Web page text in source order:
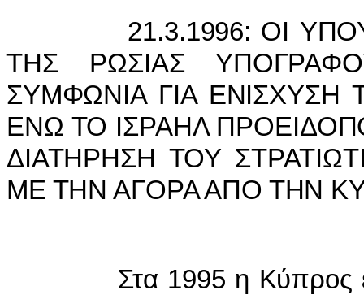
21.3.1996: ΟI
ΤΗΣ ΡΩΣIΑΣ
ΣΥΜΦΩΝIΑ ΓIΑ ΕΝIΣΧΥΣΗ
ΕΝΩ ΤΟ IΣΡΑΗΛ
ΔIΑΤΗΡΗΣΗ ΤΟΥ
ΜΕ ΤΗΝ ΑΓΟΡΑ ΑΠΟ ΤΗΝ
Στα 1995 η Κύπρoς είχε